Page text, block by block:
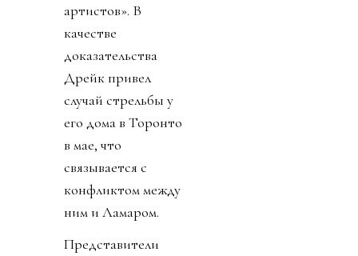
артистов». В
качестве
доказательства
Дрейк привел
случай стрельбы у
его дома в Торонто
в мае, что
связывается с
конфликтом между
ним и Ламаром.
Представители